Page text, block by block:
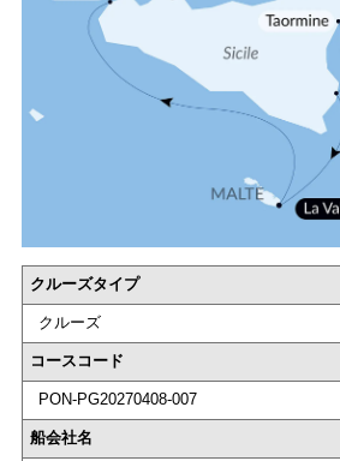
クルーズタイプ
クルーズ
コースコード
PON-PG20270408-007
船会社名